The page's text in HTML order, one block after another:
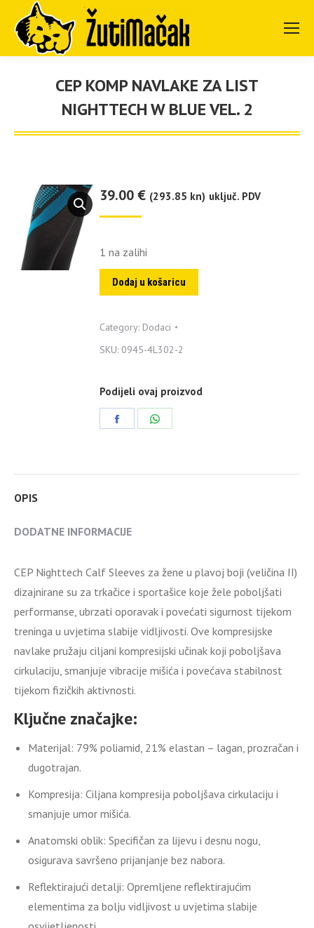
CEP KOMP NAVLAKE ZA LIST
NIGHTTECH W BLUE VEL. 2
You are here:
39.00€ (293.85 kn) uključ. PDV
1 na zalihi
Dodaj u košaricu
Category: Dodaci
SKU: 0945-4L302-2
Podijeli ovaj proizvod
OPIS
DODATNE INFORMACIJE
CEP Nighttech Calf Sleeves za žene u plavoj boji (veličina II)
dizajnirane su za trkačice i sportašice koje žele poboljšati
performanse, ubrzati oporavak i povećati sigurnost tijekom
treninga u uvjetima slabije vidljivosti. Ove kompresijske
navlake pružaju ciljani kompresijski učinak koji poboljšava
cirkulaciju, smanjuje vibracije mišića i povećava stabilnost
tijekom fizičkih aktivnosti.
Ključne značajke:
Materijal: 79% poliamid, 21% elastan – lagan, prozračan i
dugotrajan.
Kompresija: Ciljana kompresija poboljšava cirkulaciju i
smanjuje umor mišića.
Anatomski oblik: Specifičan za lijevu i desnu nogu,
osigurava savršeno prijanjanje bez nabora.
Reflektirajući detalji: Opremljene reflektirajućim
elementima za bolju vidljivost u uvjetima slabije